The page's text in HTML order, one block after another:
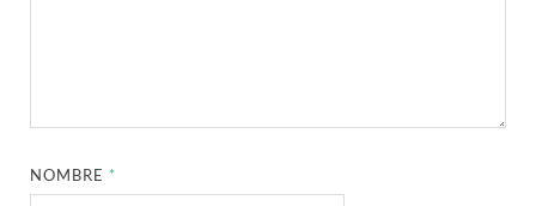
NOMBRE *